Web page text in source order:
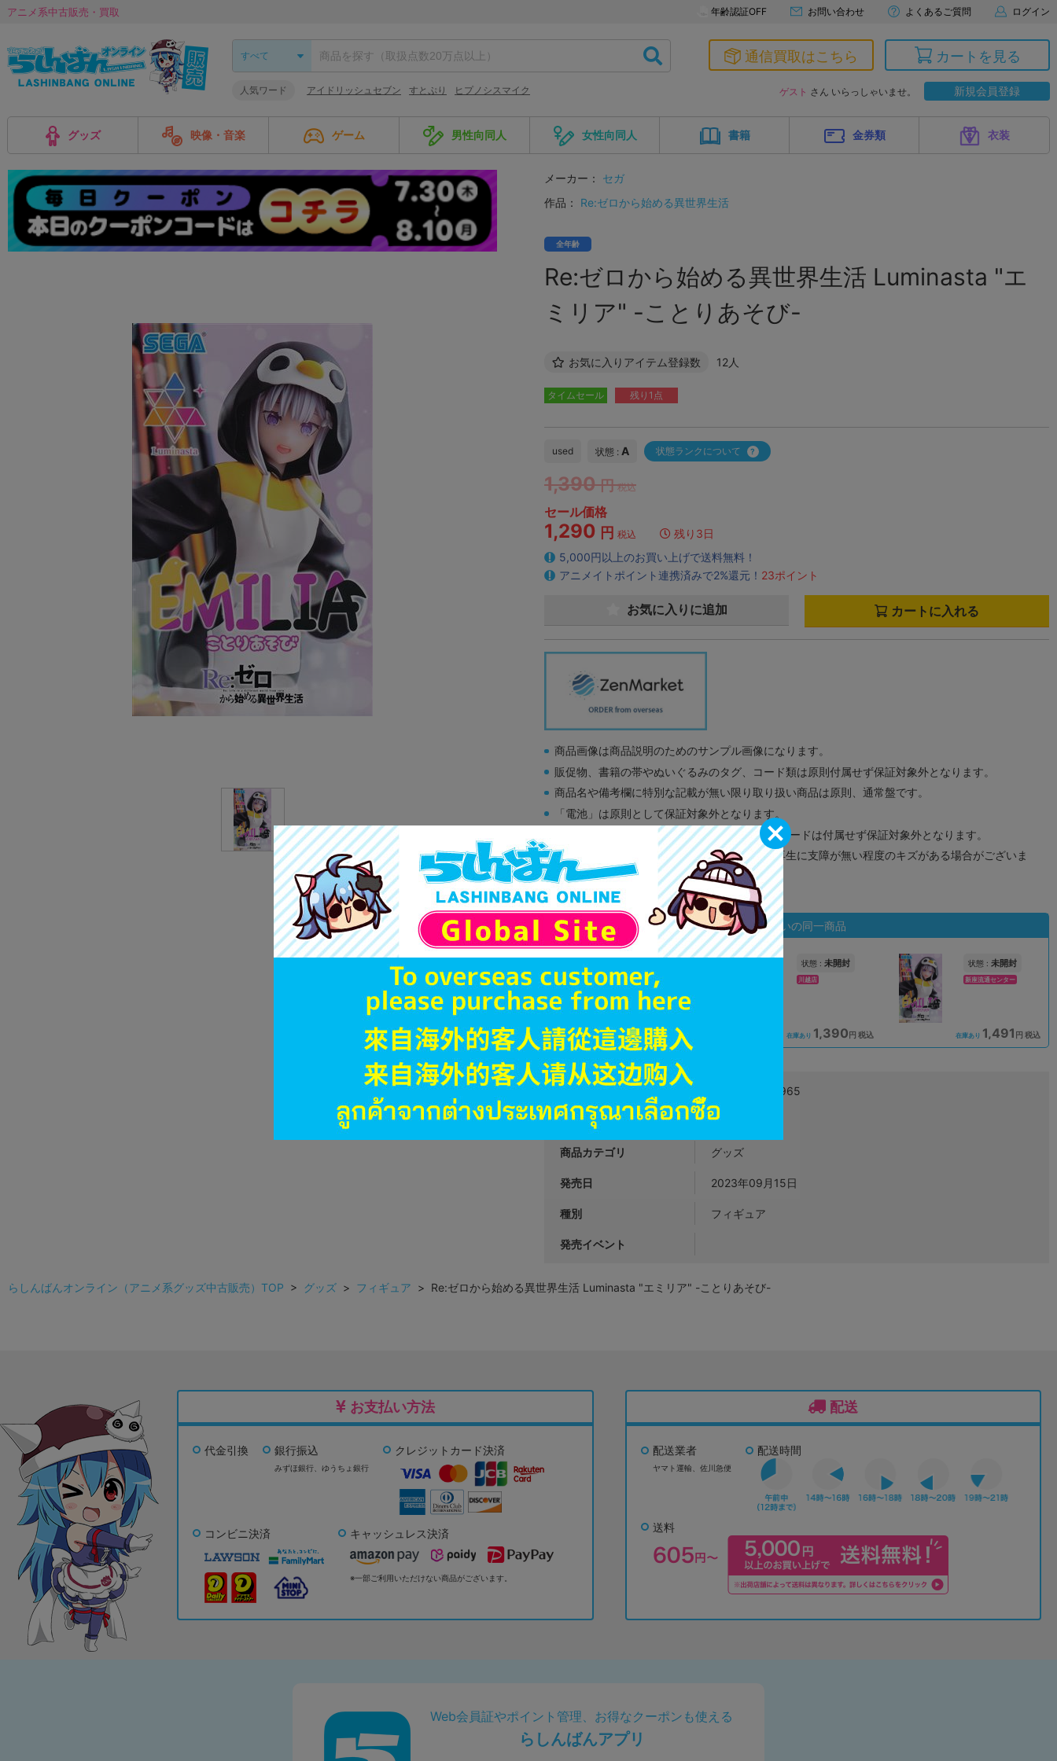
アニメ系中古販売・買取 年齢認証OFF お問い合わせ よくあるご質問 ログイン
人気ワード アイドリッシュセブン すとぷり ヒプノシスマイク
通信買取はこちら カートを見る
ゲスト さん いらっしゃいませ。 新規会員登録
グッズ 映像・音楽 ゲーム 男性向同人 女性向同人 書籍 金券類 衣装
メーカー：
セガ
作品：
Re:ゼロから始める異世界生活
全年齢
Re:ゼロから始める異世界生活 Luminasta "エ
ミリア" -ことりあそび-
お気に入りアイテム登録数 12人
タイムセール 残り1点
used 状態 : A 状態ランクについて
1,390 円 税込
セール価格
1,290 円 税込
残り3日
5,000円以上のお買い上げで送料無料！
アニメイトポイント連携済みで2%還元！ 23ポイント
カートに入れる
お気に入りに追加
商品画像は商品説明のためのサンプル画像になります。
販促物、書籍の帯やぬいぐるみのタグ、コード類は原則付属せず保証対象外となります。
商品名や備考欄に特別な記載が無い限り取り扱い商品は原則、通常盤です。
「電池」は原則として保証対象外となります。
ゲーム機本体には、SDカードなどのメモリーカードは付属せず保証対象外となります。
ディスク類の読み取り面のキズに関しまして再生に支障が無い程度のキズがある場合がございま
す。
※詳細につきましてはコチラ
状態違いの同一商品
新座流通センター
在庫あり 1,390円 税込
状態 : 未開封
川越店
在庫あり 1,390円 税込
状態 : 未開封
新座流通センター
在庫あり 1,491 円 税込
JANコード 4580779532965
商品番号 L05388372
商品カテゴリ グッズ
発売日 2023年09月15日
種別 フィギュア
発売イベント
らしんばんオンライン（アニメ系グッズ中古販売）TOP > グッズ > フィギュア > Re:ゼロから始める異世界生活 Luminasta "エミリア" -ことりあそび-
お支払い方法
代金引換 銀行振込
みずほ銀行、 ゆうちょ銀行
クレジットカード決済
コンビニ決済 キャッシュレス決済
※一部ご利用いただけない商品がございます。
配送
配送業者
ヤマト運輸、佐川急便
配送時間
送料
Web会員証やポイント管理、お得なクーポンも使える
らしんばんアプリ